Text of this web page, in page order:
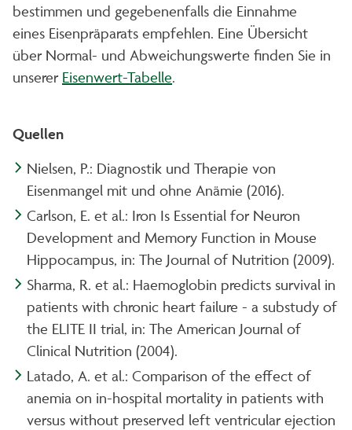
bestimmen und gegebenenfalls die Einnahme
eines Eisenpräparats empfehlen. Eine Übersicht
über Normal- und Abweichungswerte finden Sie in
unserer Eisenwert-Tabelle.
Quellen
Nielsen, P.: Diagnostik und Therapie von
Eisenmangel mit und ohne Anämie (2016).
Carlson, E. et al.: Iron Is Essential for Neuron
Development and Memory Function in Mouse
Hippocampus, in: The Journal of Nutrition (2009).
Sharma, R. et al.: Haemoglobin predicts survival in
patients with chronic heart failure - a substudy of
the ELITE II trial, in: The American Journal of
Clinical Nutrition (2004).
Latado, A. et al.: Comparison of the effect of
anemia on in-hospital mortality in patients with
versus without preserved left ventricular ejection